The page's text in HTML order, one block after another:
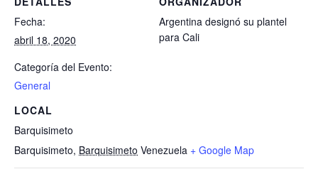
Fecha:
abril 18, 2020
Categoría del Evento:
General
LOCAL
Barquisimeto
Barquisimeto, Barquisimeto Venezuela + Google Map
Argentina designó su plantel
para Cali